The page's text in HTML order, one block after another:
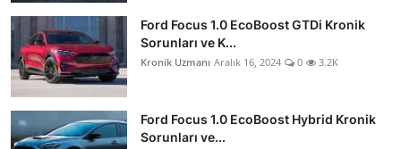
Ford Focus 1.0 EcoBoost GTDi Kronik
Sorunları ve K...
Kronik Uzmanı Aralık 16, 2024 0 3.2K
Ford Focus 1.0 EcoBoost Hybrid Kronik
Sorunları ve...